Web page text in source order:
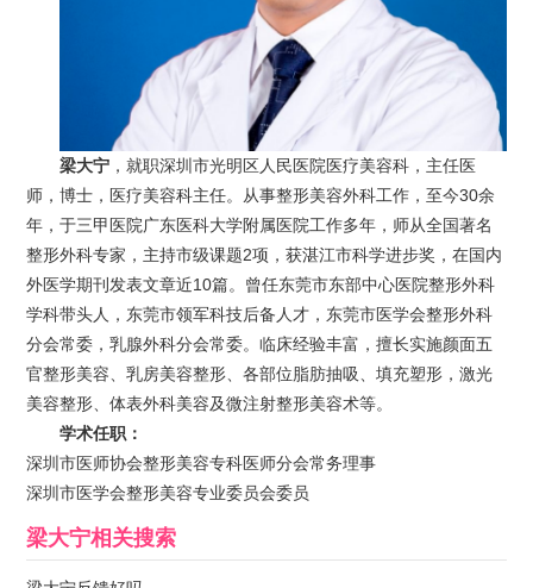
梁大宁 ，就职深圳市光明区人民医院医疗美容科，主任医
师，博士，医疗美容科主任。从事整形美容外科工作，至今30余
年，于三甲医院广东医科大学附属医院工作多年，师从全国著名
整形外科专家，主持市级课题2项，获湛江市科学进步奖，在国内
外医学期刊发表文章近10篇。曾任东莞市东部中心医院整形外科
学科带头人，东莞市领军科技后备人才，东莞市医学会整形外科
分会常委，乳腺外科分会常委。临床经验丰富，擅长实施颜面五
官整形美容、乳房美容整形、各部位脂肪抽吸、填充塑形，激光
美容整形、体表外科美容及微注射整形美容术等。
学术任职：
深圳市医师协会整形美容专科医师分会常务理事
深圳市医学会整形美容专业委员会委员
梁大宁相关搜索